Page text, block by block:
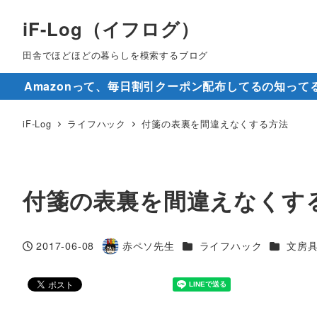
iF-Log（イフログ）
田舎でほどほどの暮らしを模索するブログ
Amazonって、毎日割引クーポン配布してるの知って
iF-Log ライフハック 付箋の表裏を間違えなくする方法
付箋の表裏を間違えなくす
投稿日
2017-06-08
著
赤ペソ先生 カテゴリー
ライフハック カテゴリー
文房具